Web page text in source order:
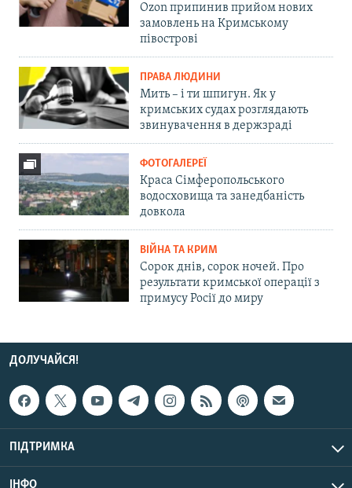
Ozon припинив прийом нових
замовлень на Кримському
півострові
ПРАВА ЛЮДИНИ
Мить – і ти шпигун. Як у
кримських судах розглядають
звинувачення в держзраді
ФОТОГАЛЕРЕЇ
Краса Сімферопольського
водосховища та занедбаність
довкола
ВІЙНА ТА КРИМ
Сорок днів, сорок ночей. Про
результати кримської операції з
примусу Росії до миру
ДОЛУЧАЙСЯ!
ПІДТРИМКА
ІНФО